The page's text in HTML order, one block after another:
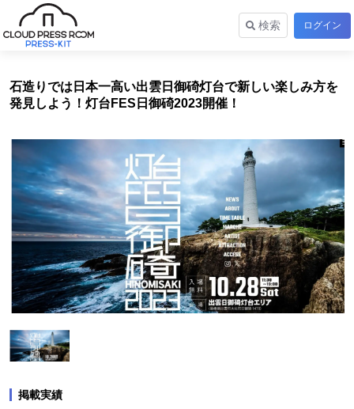
検索 ログイン
石造りでは日本一高い出雲日御碕灯台で新しい楽しみ方を
発見しよう！灯台FES日御碕2023開催！
掲載実績